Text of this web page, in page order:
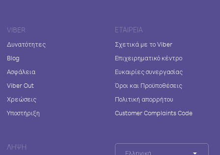
VIBER
Δυνατότητες
Blog
Ασφάλεια
Viber Out
Χρεώσεις
Υποστήριξη
ΕΤΑΙΡΕΊΑ
Σχετικά με το Viber
Επιχειρηματικό κέντρο
Ευκαιρίες συνεργασίας
Όροι και Προϋποθέσεις
Πολιτική απορρήτου
Customer Complaints Code
ΛΉΨΗ
Ελληνικά